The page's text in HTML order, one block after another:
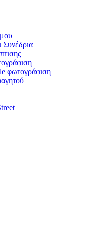
Με το καλό θα μας
βαφτίσεις 🤗
Συνέδρια
φωτογράφιση